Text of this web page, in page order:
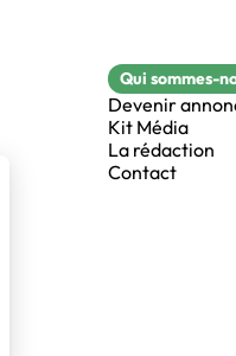
Qui sommes-
Devenir
Kit Média
La rédaction
Contact